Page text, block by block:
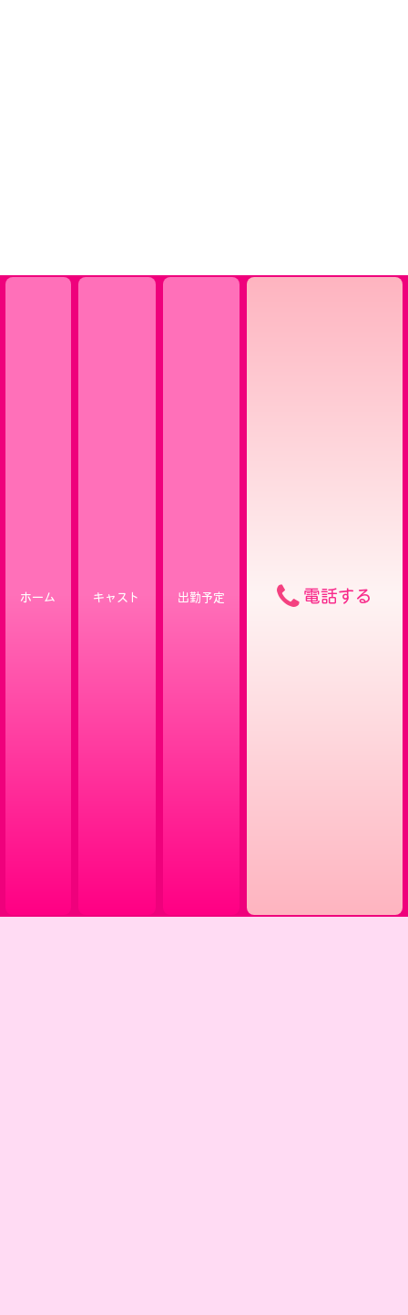
ホーム キャスト 出勤予定 電話する